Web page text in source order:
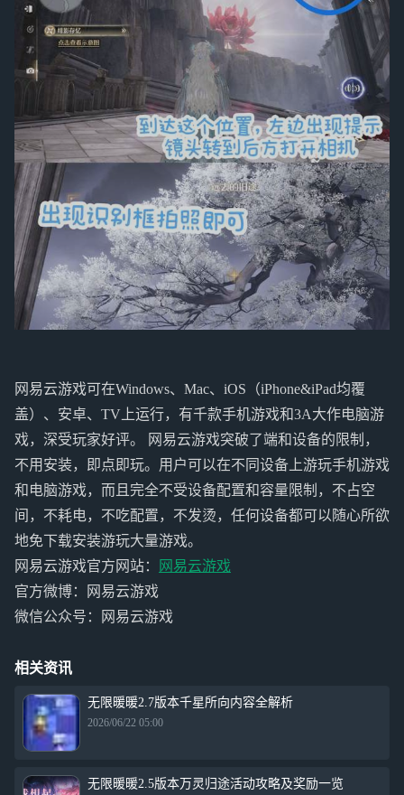
网易云游戏可在Windows、Mac、iOS（iPhone&iPad均覆
盖）、安卓、TV上运行，有千款手机游戏和3A大作电脑游
戏，深受玩家好评。 网易云游戏突破了端和设备的限制，
不用安装，即点即玩。用户可以在不同设备上游玩手机游戏
和电脑游戏，而且完全不受设备配置和容量限制，不占空
间，不耗电，不吃配置，不发烫，任何设备都可以随心所欲
地免下载安装游玩大量游戏。
网易云游戏官方网站：
网易云游戏
官方微博：网易云游戏
微信公众号：网易云游戏
相关资讯
无限暖暖2.7版本千星所向内容全解析
2026/06/22 05:00
无限暖暖2.5版本万灵归途活动攻略及奖励一览